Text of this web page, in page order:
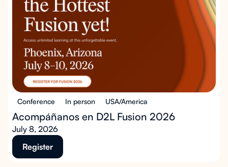
Conference In person USA/America
Acompáñanos en D2L Fusion 2026
July 8, 2026
Register